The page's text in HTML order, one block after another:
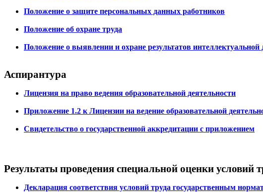
Положение о защите персональных данных работников
Положение об охране труда
Положение о выявлении и охране результатов интеллектуальной
Аспирантура
Лицензия на право ведения образовательной деятельности
Приложение 1.2 к Лицензии на ведение образовательной
Свидетельство о государственной аккредитации с приложением
Результаты проведения специальной оценки
Декларация соответствия условий труда государственным